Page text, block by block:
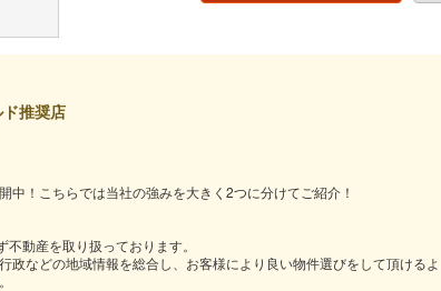
ド推奨店
中！こちらでは当社の強みを大きく2つに分けてご紹介！
動産を取り扱っております。
政などの地域情報を総合し、お客様により良い物件選びをして頂けるよ